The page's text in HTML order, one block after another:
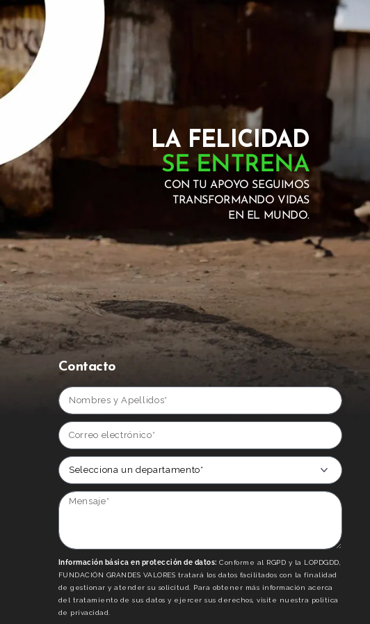
LA FELICIDAD
SE ENTRENA
CON TU APOYO SEGUIMOS
TRANSFORMANDO VIDAS
EN EL MUNDO.
Contacto
Información básica en protección de datos: Conforme al RGPD y la LOPDGDD,
FUNDACIÓN GRANDES VALORES tratará los datos facilitados con la finalidad
de gestionar y atender su solicitud. Para obtener más información acerca
del tratamiento de sus datos y ejercer sus derechos, visite nuestra politica
de privacidad.